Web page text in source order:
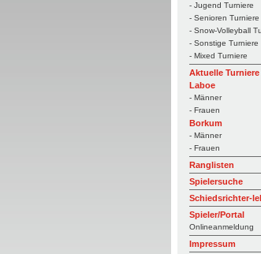
- Jugend Turniere
- Senioren Turniere
- Snow-Volleyball
- Sonstige Turniere
- Mixed Turniere
Aktuelle Turniere
Laboe
- Männer
- Frauen
Borkum
- Männer
- Frauen
Ranglisten
Spielersuche
Schiedsrichter-
Spieler/Portal
Onlineanmeldung
Impressum